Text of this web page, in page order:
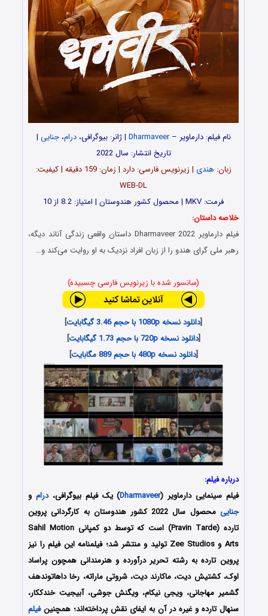
نام فیلم: دارماویر –Dharmaveer | ژانر: بیوگرافی،درام،جنایی |
تاریخ انتشار: سال 2022
زبان: هندی
| زیرنویس فارسی: دارد | زمان: 159 دقیقه | کیفیت:
WEB-DL
فرمت: MKV | محصول کشور هندوستان | امتیاز: 8.2 از 10
خلاصه داستان:
فیلم دارماویر Dharmaveer 2022 داستان واقعی زندگی آناند دیگه،
رهبر ملی گرای هندو را از زبان افراد نزدیک به او روایت می‌کند و…
(سانسور شده با زیرنویس فارسی چسبیده)
[دانلود نسخه 1080p با حجم 3.46 گیگابایت
]
[دانلود نسخه 720p با حجم 1.73 گیگابایت
]
[دانلود نسخه 480p با حجم 889 مگابایت ]
درباره فیلم:
فیلم سینمایی دارماویر (Dharmaveer) یک فیلم بیوگرافی،درامو
جنایی محصول سال 2022 کشور هندوستانبه کارگردانی پروین
تارده (Pravin Tarde) است که توسط دو کمپانی Sahil Motion
Arts و Zee Studios تولید و منتشر شد؛ فیلمنامه این فیلم را نیز
پروین تارده به رشته تحریر درآورده و هنرمندانی همچون پراساد
اوک، کشتیش دیت، ماکارند دیت، شروتی ماراته، رخا داهاتوندهف
گشمیر مهاجانی، ویجی نیکام، ویگنش جوشی، آبیجیت خندککار،
سنهال تارده و غیره در آن به ایفای نقش پرداخته‌اند؛ همچنینفیلم